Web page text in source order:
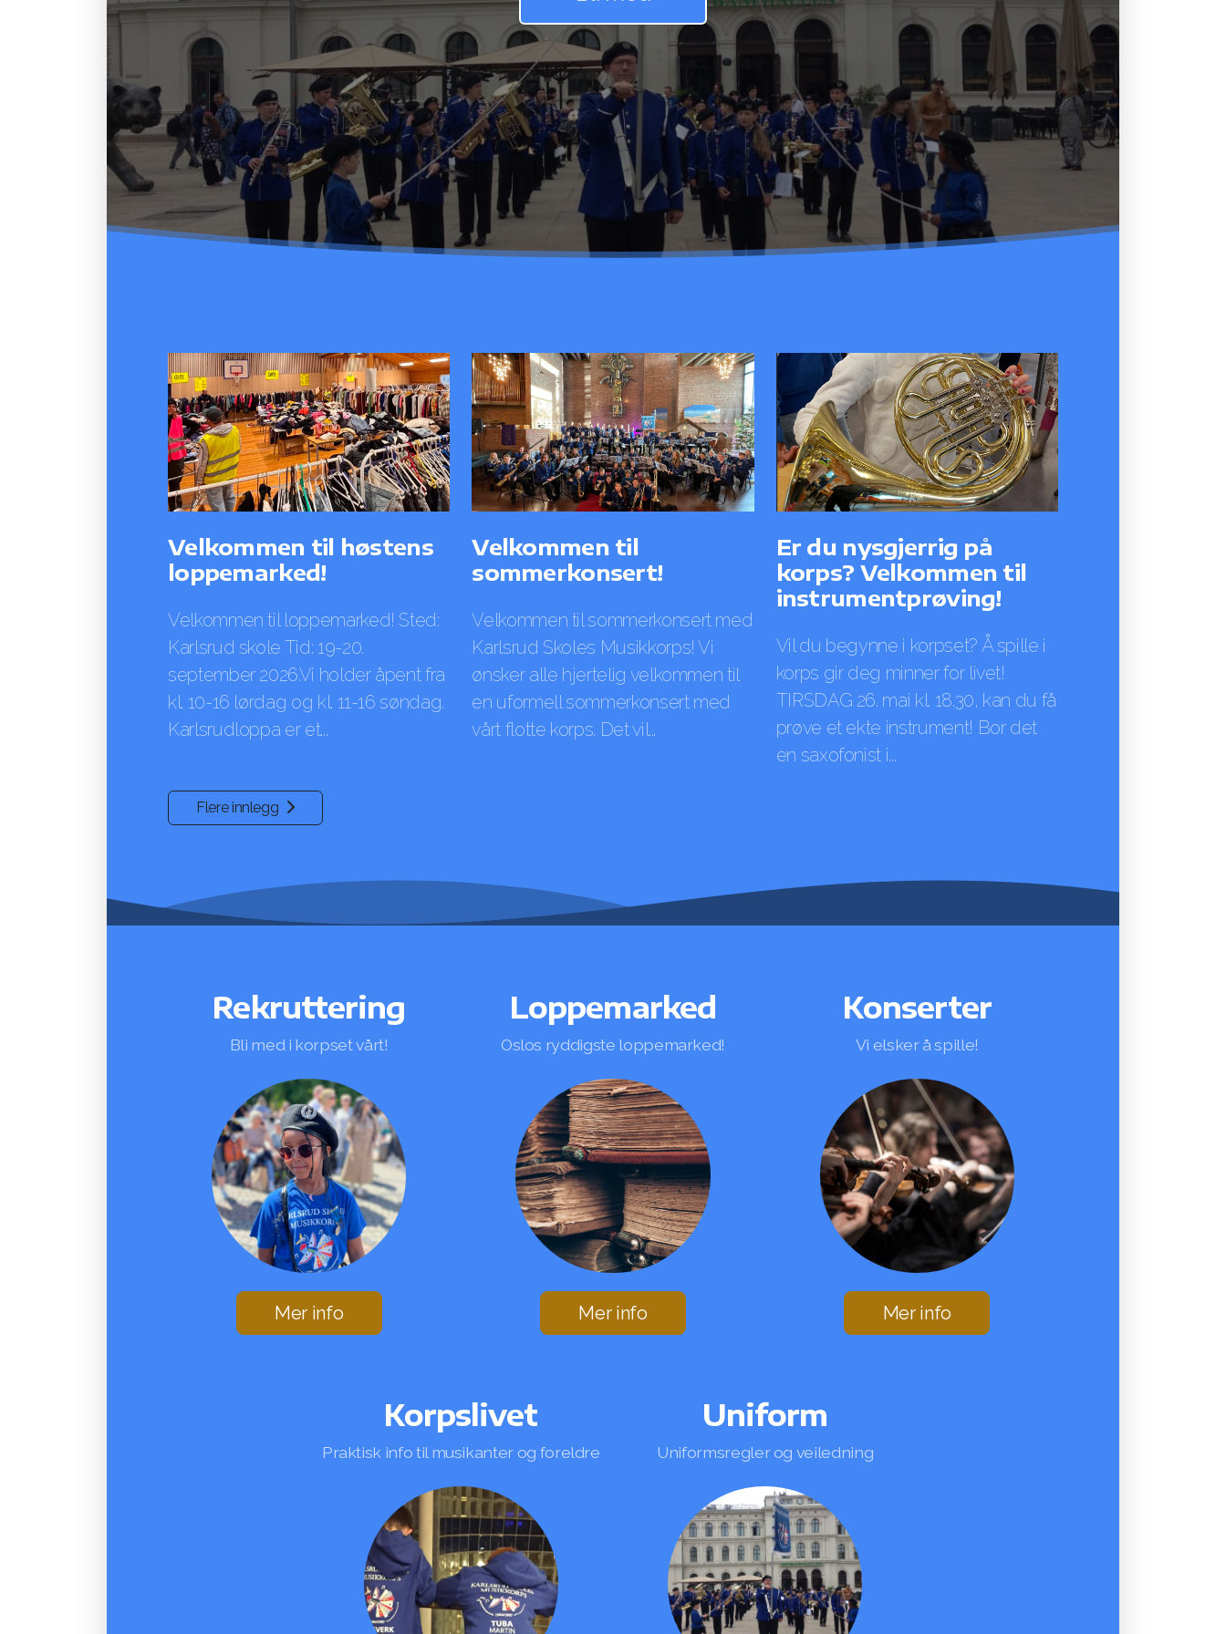
Velkommen til høstens
loppemarked!
Velkommen til loppemarked! Sted:
Karlsrud skole Tid: 19-20.
september 2026.Vi holder åpent fra
kl. 10-16 lørdag og kl. 11-16 søndag.
Karlsrudloppa er et...
Velkommen til
sommerkonsert!
Velkommen til sommerkonsert med
Karlsrud Skoles Musikkorps! Vi
ønsker alle hjertelig velkommen til
en uformell sommerkonsert med
vårt flotte korps. Det vil...
Er du nysgjerrig på
korps? Velkommen til
instrumentprøving!
Vil du begynne i korpset? Å spille i
korps gir deg minner for livet!
TIRSDAG 26. mai kl. 18.30, kan du få
prøve et ekte instrument! Bor det
en saxofonist i...
Flere innlegg
Rekruttering
Bli med i korpset vårt!
Mer info
Loppemarked
Oslos ryddigste loppemarked!
Mer info
Konserter
Vi elsker å spille!
Mer info
Korpslivet
Praktisk info til musikanter og foreldre
Uniform
Uniformsregler og veiledning